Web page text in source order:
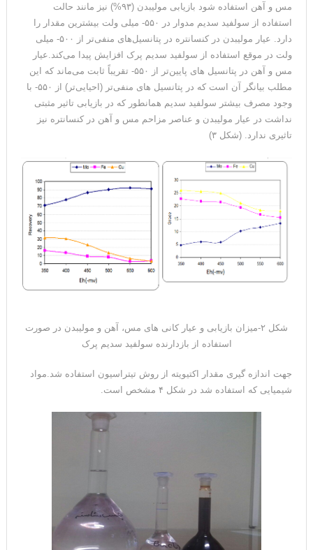
مس و آهن استفاده شود بازیابی مولیبدن (۹۳%) نیز مانند حالت
استفاده از سولفید سدیم مدوار در ۵۵۰- میلی ولت بیشترین مقدار را
دارد. عیار مولیبدن در کنسانتره در پتانسیل‌های منفی‌تر از ۵۰۰- میلی
ولت در موقع استفاده از سولفید سدیم پرک افزایش پیدا می‌کند.عیار
مس و آهن در پتانسیل های پایین‌تر از ۵۵۰- تقریباً ثابت می‌ماند که این
مطلب بیانگر آن است که در پتانسیل های منفی‌تر (احیایی‌تر) از ۵۵۰- با
وجود مصرف بیشتر سولفید سدیم همانطور که در بازیابی تاثیر مثبتی
نداشت در عیار مولیبدن و عناصر مزاحم مس و آهن در کنسانتره نیز
تاثیری ندارد. (شکل ۳)
شکل ۲-میزان بازیابی و عیار کانی های مس، آهن و مولیبدن در صورت
استفاده از بازدارنده سولفید سدیم پرک
جهت اندازه گیری مقدار اکتیویته از روش تیتراسیون استفاده شد.مواد
شیمیایی که استفاده شد در شکل ۴ مشخص است.